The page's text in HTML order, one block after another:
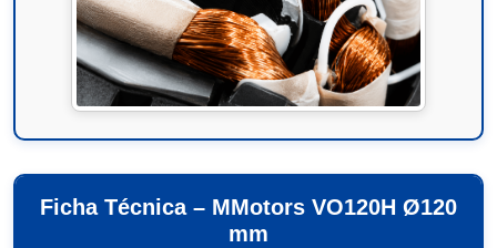
Ficha Técnica – MMotors VO120H Ø120
mm